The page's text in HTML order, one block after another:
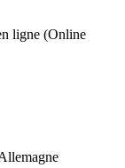
ligne (Online